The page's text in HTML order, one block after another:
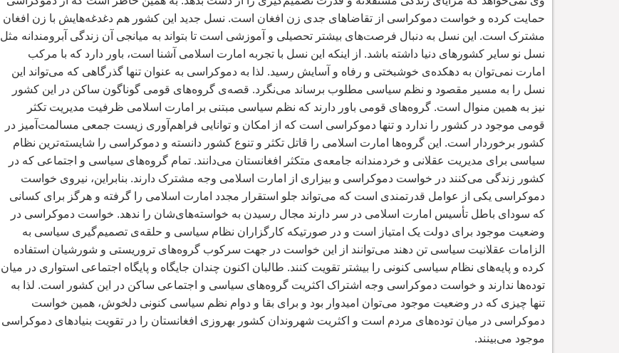
حمایت کرده و خواست دموکراسی از تقاضاهای جدی زن افغان است. نسل جدید این کشور هم دغدغههایش با زن افغان
مشترک است. این نسل به دنبال فرصتهای بیشتر تحصیلی و آموزشی است تا بتواند به میانجی آن زندگی آبرومندانه مثل
نسل نو سایر کشورهای دنیا داشته باشد. از اینکه این نسل با تجربه امارت اسلامی آشنا است، باور دارد که با مرکب
امارت نمیتوان به دهکدهی خوشبختی و رفاه و آسایش رسید. لذا به دموکراسی به عنوان تنها گذرگاهی که میتواند این
نسل را به مسیر مقصود و نظم سیاسی مطلوب برساند مینگرد. قصهی گروههای قومی گوناگون ساکن در این کشور
نیز به همین منوال است. گروههای قومی باور دارند که نظم سیاسی مبتنی بر امارت اسلامی ظرفیت مدیریت تکثر
قومی موجود در کشور را ندارد و تنها دموکراسی است که از امکان و توانایی فراهم آوری زیست جمعی مسالمت آمیز در
کشور برخوردار است. این گروهها امارت اسلامی را قاتل تکثر و تنوع کشور دانسته و دموکراسی را شایستهترین نظام
سیاسی برای مدیریت عقلانی و خردمندانه جامعهی متکثر افغانستان میدانند. تمام گروههای سیاسی و اجتماعی که در
کشور زندگی میکنند در خواست دموکراسی و بیزاری از امارت اسلامی وجه مشترک دارند. بنابراین، نیروی خواست
دموکراسی یکی از عوامل قدرتمندی است که میتواند جلو استقرار مجدد امارت اسلامی را گرفته و هرگز برای کسانی
که سودای باطل تأسیس امارت اسلامی در سر دارند مجال رسیدن به خواستههایشان را ندهد. خواست دموکراسی در
وضعیت موجود برای دولت یک امتیاز است و در صورتیکه کارگزاران نظام سیاسی و حلقهی تصمیمگیری سیاسی به
الزامات عقلانیت سیاسی تن دهند میتوانند از این خواست در جهت سرکوب گروههای تروریستی و شورشیان استفاده
کرده و پایههای نظام سیاسی کنونی را بیشتر تقویت کنند. طالبان اکنون چندان جایگاه و پایگاه اجتماعی استواری در میان
تودهها ندارند و خواست دموکراسی وجه اشتراک اکثریت گروههای سیاسی و اجتماعی ساکن در این کشور است. لذا به
تنها چیزی که در وضعیت موجود میتوان امیدوار بود و برای بقا و دوام نظم سیاسی کنونی دلخوش، همین خواست
دموکراسی در میان تودههای مردم است و اکثریت شهروندان کشور بهروزی افغانستان را در تقویت بنیادهای دموکراسی
موجود میبینند.